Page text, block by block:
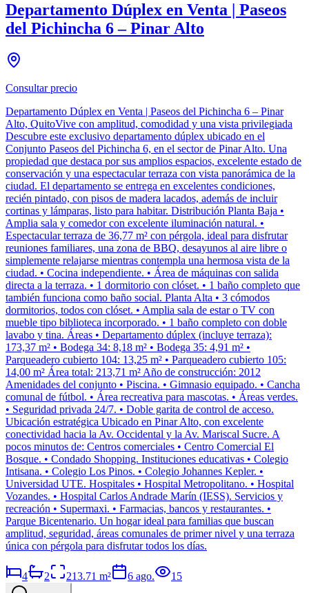
Departamento Dúplex en Venta | Paseos
del Pichincha 6 – Pinar Alto
Consultar precio
Departamento Dúplex en Venta | Paseos del Pichincha 6 – Pinar
Alto, QuitoVive con amplitud, comodidad y una vista privilegiada
Descubre este exclusivo departamento dúplex ubicado en el
Conjunto Paseos del Pichincha 6, en el sector de Pinar Alto. Una
propiedad que destaca por sus amplios espacios, excelente estado de
conservación y una espectacular terraza con vista panorámica de la
ciudad. El departamento se entrega en excelentes condiciones,
recién pintado, con pisos de madera lacados, además de incluir
cortinas y lámparas, listo para habitar. Distribución Planta Baja •
Amplia sala y comedor con excelente iluminación natural. •
Espectacular terraza de 36,77 m² con pérgola, ideal para disfrutar
reuniones familiares, una zona de BBQ, desayunos al aire libre o
simplemente relajarse mientras contempla una hermosa vista de la
ciudad. • Cocina independiente. • Área de máquinas con salida
directa a la terraza. • 1 dormitorio con clóset. • 1 baño completo que
también funciona como baño social. Planta Alta • 3 cómodos
dormitorios, todos con clóset. • Amplia sala de estar o TV con
mueble tipo biblioteca incorporado. • 1 baño completo con doble
lavabo y tina. Áreas • Departamento dúplex (incluye terraza):
173,37 m² • Bodega 34: 8,18 m² • Bodega 35: 4,91 m² •
Parqueadero cubierto 104: 13,25 m² • Parqueadero cubierto 105:
14,00 m² Área total: 213,71 m² Año de construcción: 2012
Amenidades del conjunto • Piscina. • Gimnasio equipado. • Cancha
comunal de fútbol. • Área recreativa para mascotas. • Áreas verdes.
• Seguridad privada 24/7. • Doble garita de control de acceso.
Ubicación estratégica Ubicado en Pinar Alto, con excelente
conectividad hacia la Av. Occidental y la Av. Mariscal Sucre. A
pocos minutos de: Centros comerciales • Centro Comercial El
Bosque. • Condado Shopping. Instituciones educativas • Colegio
Intisana. • Colegio Los Pinos. • Colegio Johannes Kepler. •
Universidad UTE. Hospitales • Hospital Metropolitano. • Hospital
Vozandes. • Hospital Carlos Andrade Marín (IESS). Servicios y
recreación • Supermaxi. • Farmacias, bancos y restaurantes. •
Parque Bicentenario. Un hogar ideal para familias que buscan
amplitud, seguridad, áreas comunales de primer nivel y una terraza
única con pérgola para disfrutar todos los días.
4 2 213.71 m² 6 ago.
15